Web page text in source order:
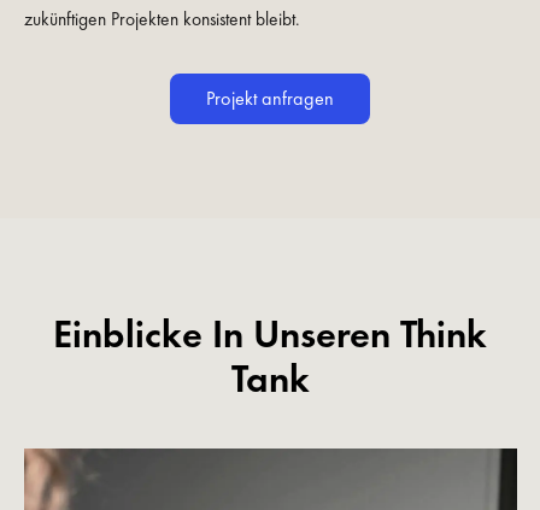
zukünftigen Projekten konsistent bleibt.
Projekt anfragen
Einblicke In Unseren Think
Tank